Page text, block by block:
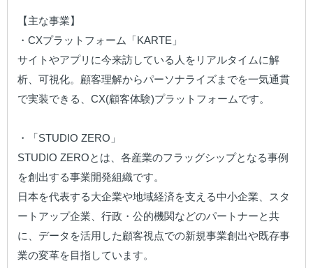
【主な事業】
・CXプラットフォーム「KARTE」
サイトやアプリに今来訪している人をリアルタイムに解
析、可視化。顧客理解からパーソナライズまでを一気通貫
で実装できる、CX(顧客体験)プラットフォームです。
・「STUDIO ZERO」
STUDIO ZEROとは、各産業のフラッグシップとなる事例
を創出する事業開発組織です。
日本を代表する大企業や地域経済を支える中小企業、スタ
ートアップ企業、行政・公的機関などのパートナーと共
に、データを活用した顧客視点での新規事業創出や既存事
業の変革を目指しています。